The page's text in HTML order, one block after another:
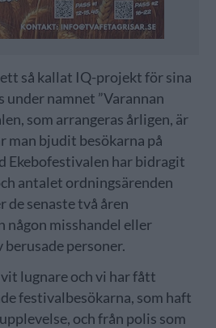
så kallat IQ-projekt för sina
under namnet ”Varannan
som arrangeras årligen, är
man bjudit besökarna på
Ekebofestivalen har bidragit
antalet ordningsärenden
senaste två åren
någon misshandel eller
personer.
lugnare och vi har fått
festivalbesökarna, som haft
och från polis som